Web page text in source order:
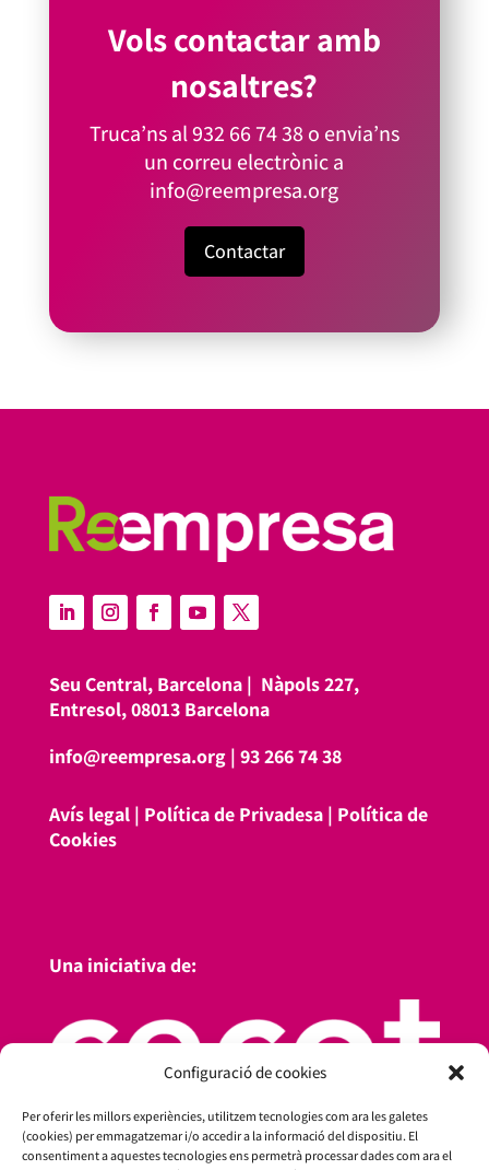
Configuració de cookies
Per oferir les millors experiències, utilitzem tecnologies com ara les galetes
(cookies) per emmagatzemar i/o accedir a la informació del dispositiu. El
consentiment a aquestes tecnologies ens permetrà processar dades com ara el
Vols contactar amb
nosaltres?
Truca’ns al932 66 74 38o envia’ns
un correu electrònic a
info@reempresa.org
Contactar
Seu Central, Barcelona | Nàpols 227,
Entresol, 08013 Barcelona
info@reempresa.org| 93 266 74 38
Avís legal| Política de Privadesa| Política de
Cookies
Una iniciativa de: